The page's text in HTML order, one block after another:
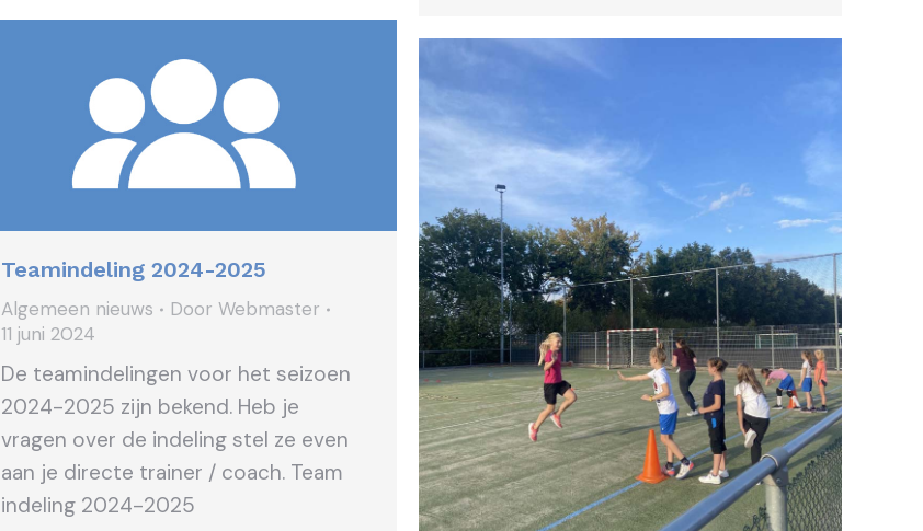
Teamindeling 2024-2025
Algemeen nieuws Door Webmaster
11 juni 2024
De teamindelingen voor het seizoen
2024-2025 zijn bekend. Heb je
vragen over de indeling stel ze even
aan je directe trainer / coach. Team
indeling 2024-2025